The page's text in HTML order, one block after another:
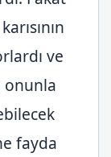
ve
onunla
fayda